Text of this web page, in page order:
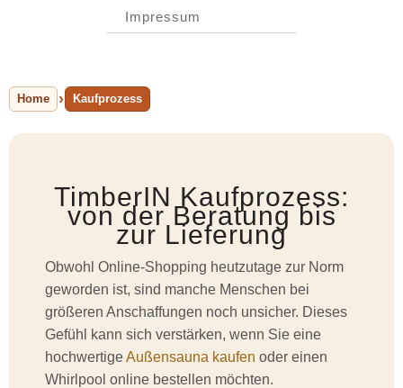
Impressum
Home Kaufprozess
TimberIN Kaufprozess:
von der Beratung bis
zur Lieferung
Obwohl Online-Shopping heutzutage zur Norm
geworden ist, sind manche Menschen bei
größeren Anschaffungen noch unsicher. Dieses
Gefühl kann sich verstärken, wenn Sie eine
hochwertigeAußensauna kaufen oder einen
Whirlpool online bestellen möchten.